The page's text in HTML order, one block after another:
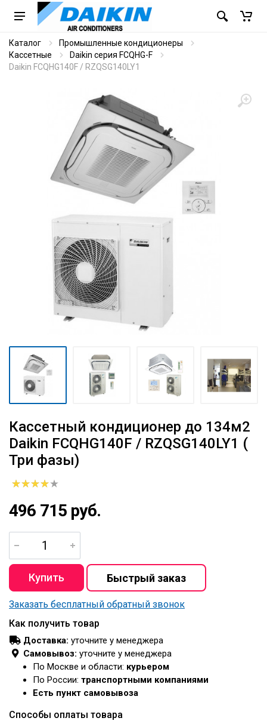
Каталог
Промышленные кондиционеры
Кассетные
Daikin серия FCQHG-F
Daikin FCQHG140F / RZQSG140LY1
Кассетный кондиционер до 134м2
Daikin FCQHG140F / RZQSG140LY1 (
Три фазы)
496 715 руб.
Заказать бесплатный обратный звонок
Как получить товар
Доставка: уточните у менеджера
Самовывоз: уточните у менеджера
По Москве и области: курьером
По России: транспортными компаниями
Есть пункт самовывоза
Способы оплаты товара